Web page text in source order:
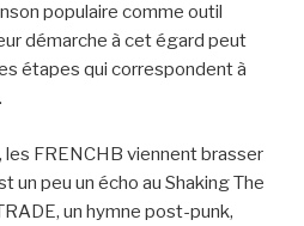
populaire comme outil
démarche à cet égard peut
étapes qui correspondent à
les FRENCHB viennent brasser
un peu un écho au Shaking The
un hymne post-punk,